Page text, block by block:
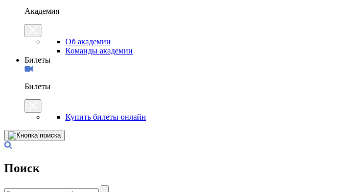
Академия
Об академии
Команды академии
Билеты
Билеты
Купить билеты онлайн
Поиск